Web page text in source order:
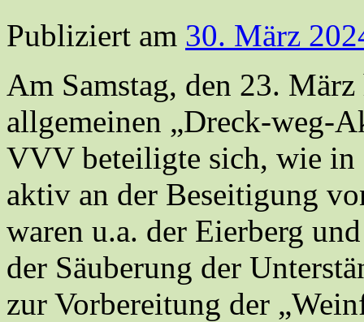
Publiziert am 30. März
Am Samstag, den 23.
allgemeinen „Dreck-weg-
VVV beteiligte sich, wie in
aktiv an der Beseitigung
waren u.a. der Eierberg
der Säuberung der
zur Vorbereitung der